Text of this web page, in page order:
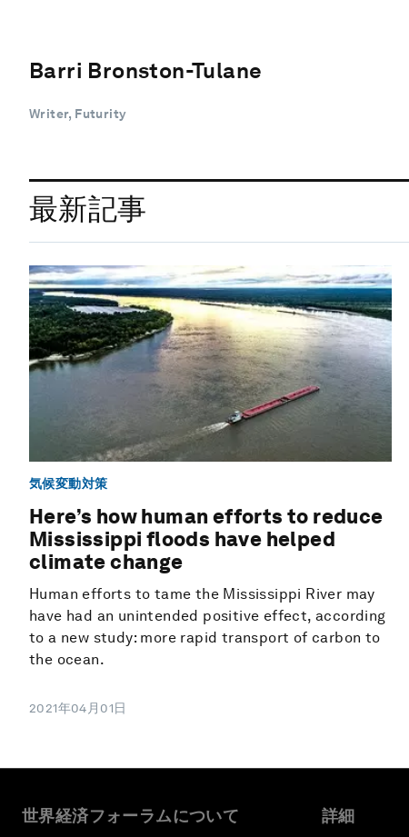
Barri Bronston-Tulane
Writer, Futurity
最新記事
気候変動対策
Here’s how human efforts to reduce
Mississippi floods have helped
climate change
Human efforts to tame the Mississippi River may
have had an unintended positive effect, according
to a new study: more rapid transport of carbon to
the ocean.
2021年04月01日
世界経済フォーラムについて 詳細